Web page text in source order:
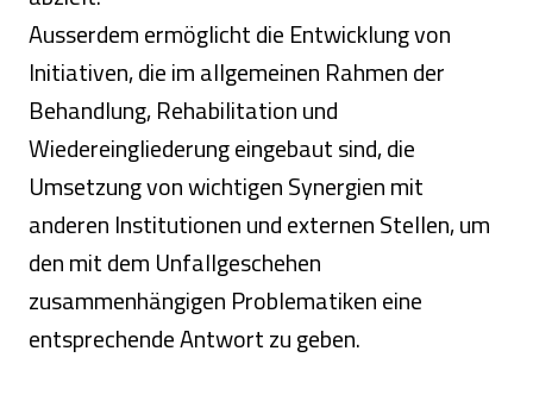
Ausserdem ermöglicht die Entwicklung von
Initiativen, die im allgemeinen Rahmen der
Behandlung, Rehabilitation und
Wiedereingliederung eingebaut sind, die
Umsetzung von wichtigen Synergien mit
anderen Institutionen und externen Stellen, um
den mit dem Unfallgeschehen
zusammenhängigen Problematiken eine
entsprechende Antwort zu geben.